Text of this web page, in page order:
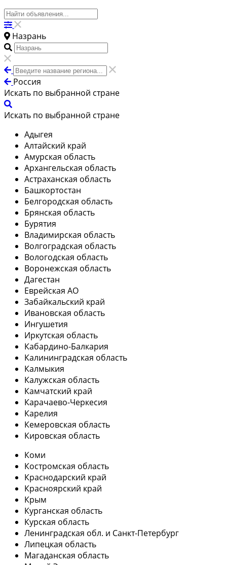
Назрань
Россия
Искать по выбранной стране
Искать по выбранной стране
Адыгея
Алтайский край
Амурская область
Архангельская область
Астраханская область
Башкортостан
Белгородская область
Брянская область
Бурятия
Владимирская область
Волгоградская область
Вологодская область
Воронежская область
Дагестан
Еврейская АО
Забайкальский край
Ивановская область
Ингушетия
Иркутская область
Кабардино-Балкария
Калининградская область
Калмыкия
Калужская область
Камчатский край
Карачаево-Черкесия
Карелия
Кемеровская область
Кировская область
Коми
Костромская область
Краснодарский край
Красноярский край
Крым
Курганская область
Курская область
Ленинградская обл. и Санкт-Петербург
Липецкая область
Магаданская область